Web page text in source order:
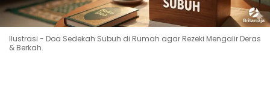
Ilustrasi - Doa Sedekah Subuh di Rumah agar Rezeki Mengalir Deras
& Berkah.